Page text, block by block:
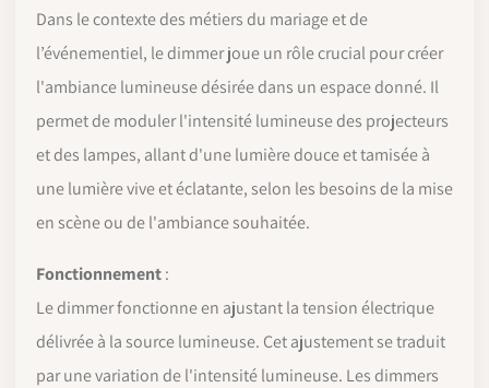
Dans le contexte des métiers du mariage et de
l’événementiel, le dimmer joue un rôle crucial pour créer
l'ambiance lumineuse désirée dans un espace donné. Il
permet de moduler l'intensité lumineuse des projecteurs
et des lampes, allant d'une lumière douce et tamisée à
une lumière vive et éclatante, selon les besoins de la mise
en scène ou de l'ambiance souhaitée.
Fonctionnement:
Le dimmer fonctionne en ajustant la tension électrique
délivrée à la source lumineuse. Cet ajustement se traduit
par une variation de l'intensité lumineuse. Les dimmers